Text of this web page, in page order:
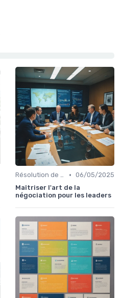
Résolution de conflits • 06/05/2025
Maîtriser l'art de la
négociation pour les leaders